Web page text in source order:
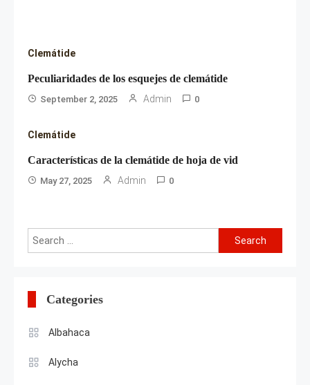
Clemátide
Peculiaridades de los esquejes de clemátide
September 2, 2025 Admin 0
Clemátide
Características de la clemátide de hoja de vid
May 27, 2025 Admin 0
Search
for:
Categories
Albahaca
Alycha